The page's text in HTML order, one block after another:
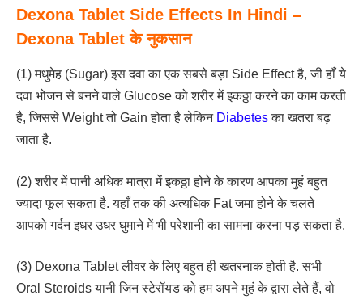
Dexona Tablet Side Effects In Hindi –
Dexona Tablet के नुकसान
(1) मधुमेह (Sugar) इस दवा का एक सबसे बड़ा Side Effect है, जी हाँ ये
दवा भोजन से बनने वाले Glucose को शरीर में इकठ्ठा करने का काम करती
है, जिससे Weight तो Gain होता है लेकिन Diabetesका खतरा बढ़
जाता है.
(2) शरीर में पानी अधिक मात्रा में इकठ्ठा होने के कारण आपका मुहं बहुत
ज्यादा फूल सकता है. यहाँ तक की अत्यधिक Fat जमा होने के चलते
आपको गर्दन इधर उधर घुमाने में भी परेशानी का सामना करना पड़ सकता है.
(3) Dexona Tablet लीवर के लिए बहुत ही खतरनाक होती है. सभी
Oral Steroids यानी जिन स्टेरॉयड को हम अपने मुहं के द्वारा लेते हैं, वो